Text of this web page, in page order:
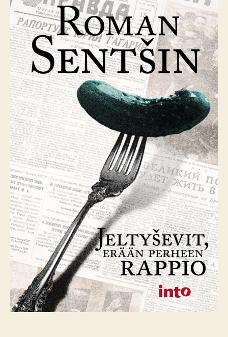
Sentšin
–
Jeltyševit,
erään
perheen
rappio